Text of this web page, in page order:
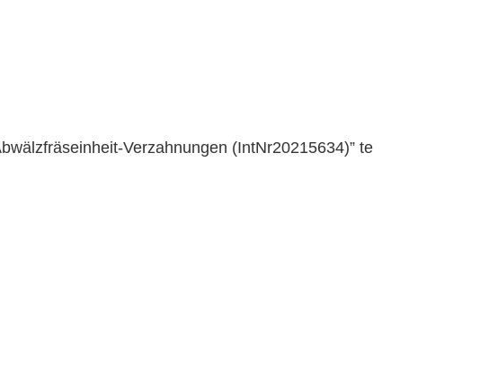
Verzahnungen (IntNr20215634)” te